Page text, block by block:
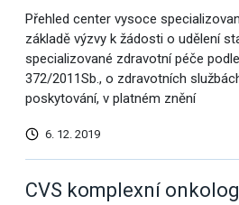
Přehled center vysoce
základě výzvy k žádosti o udělení
specializované zdravotní péče
372/2011Sb., o zdravotních
poskytování, v platném znění
6. 12. 2019
CVS komplexní